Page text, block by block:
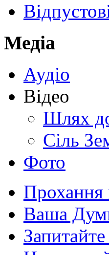
Медіа
Аудіо
Відео
Шлях
Сіль
Фото
Прохання
Ваша